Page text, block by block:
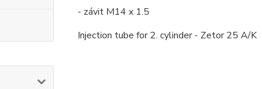
- závit M14 x 1.5
Injection tube for 2. cylinder - Zetor 25 A/K